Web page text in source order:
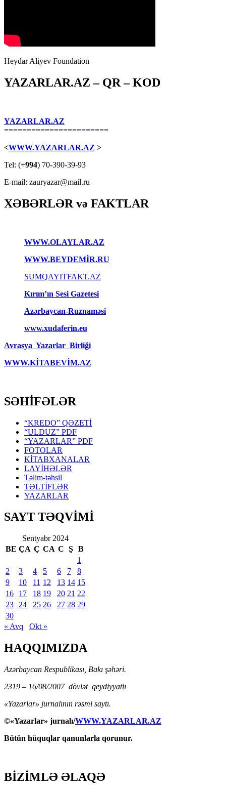
Heydar Aliyev Foundation
YAZARLAR.AZ – QR – KOD
YAZARLAR.AZ
=======================
<WWW.YAZARLAR.AZ >
Tel: (+994) 70-390-39-93
E-mail: zauryazar@mail.ru
XƏBƏRLƏR və FAKTLAR
WWW.OLAYLAR.AZ
WWW.BEYDEMİR.RU
SUMQAYITFAKT.AZ
Kırım’ın Sesi Gazetesi
Azərbaycan-Ruznaməsi
www.xudaferin.eu
Avrasya Yazarlar Birliği
WWW.KİTABEVİM.AZ
SƏHİFƏLƏR
“KREDO” QƏZETİ
“ULDUZ” PDF
“YAZARLAR” PDF
FOTOLAR
KİTABXANALAR
LAYİHƏLƏR
Təlim-təhsil
TƏLTİFLƏR
YAZARLAR
SAYT TƏQVİMİ
Sentyabr 2024
BE ÇA Ç CA C Ş
B
1
2
3 4 5 6 7
8
9
10 11 12 13 14 15
16
17 18 19 20 21 22
23
24 25 26 27 28 29
30
« Avq
Okt »
HAQQIMIZDA
Azərbaycan Respublikası, Bakı şəhəri.
2319 – 16/08/2007 dövlət qeydiyyatlı
«Yazarlar» jurnalının rəsmi saytı.
©«Yazarlar» jurnalı/WWW.YAZARLAR.AZ
Bütün hüquqlar qanunlarla qorunur.
BİZİMLƏ ƏLAQƏ